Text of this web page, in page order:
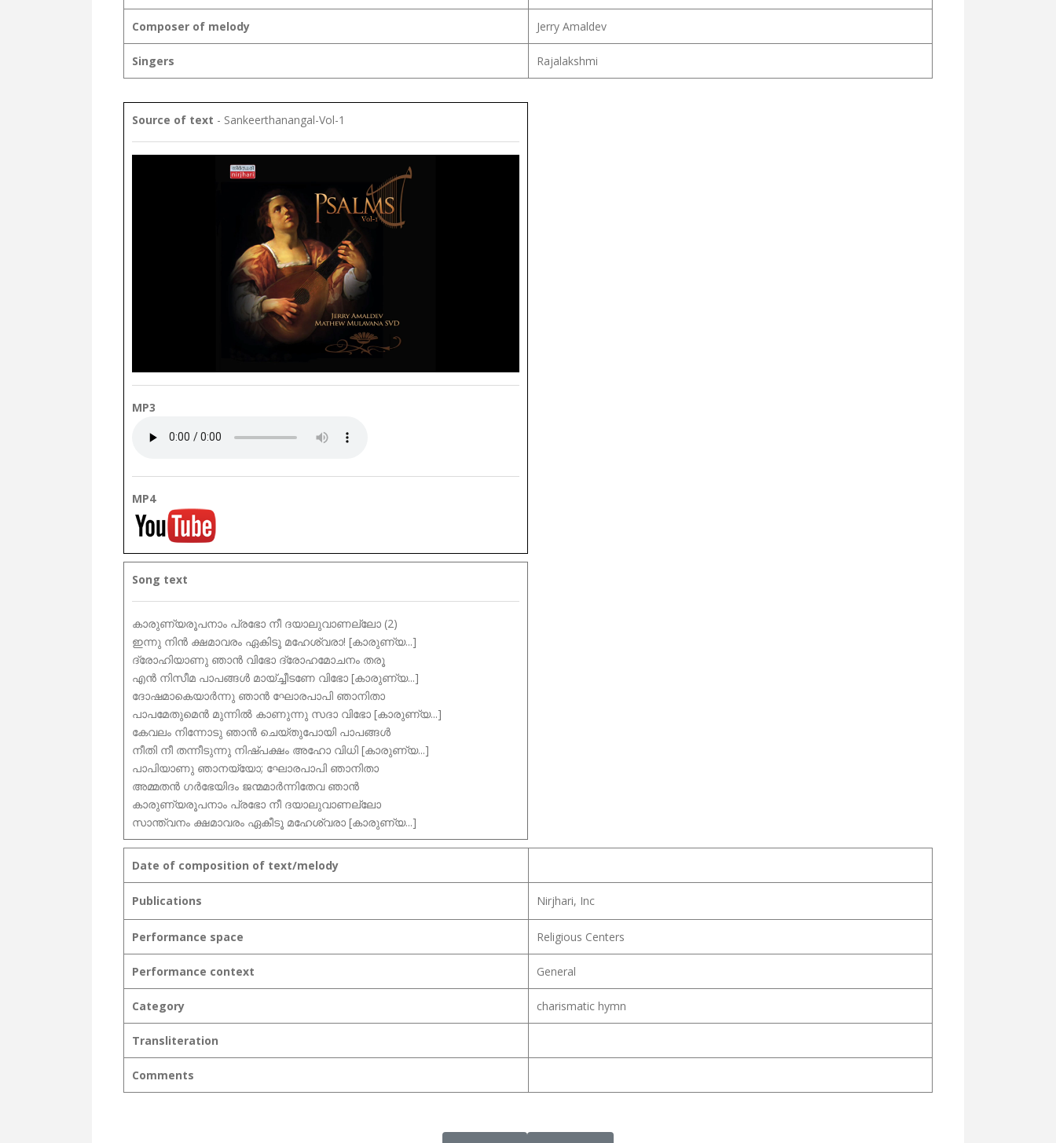
Composer of melody Jerry Amaldev
Singers Rajalakshmi
Source of text - Sankeerthanangal-Vol-1
MP3
MP4
Song text
കാരുണ്യരൂപനാം പ്രഭോ നീ ദയാലുവാണല്ലോ (2)
ഇന്നു നിൻ ക്ഷമാവരം ഏകിടൂ മഹേശ്വരാ! [കാരുണ്യ...]
ദ്രോഹിയാണു ഞാൻ വിഭോ ദ്രോഹമോചനം തരൂ
എൻ നിസീമ പാപങ്ങൾ മായ്ച്ചീടണേ വിഭോ [കാരുണ്യ...]
ദോഷമാകെയാർന്നു ഞാൻ ഘോരപാപി ഞാനിതാ
പാപമേതുമെൻ മുന്നിൽ കാണുന്നു സദാ വിഭോ [കാരുണ്യ...]
കേവലം നിന്നോടു ഞാൻ ചെയ്തുപോയി പാപങ്ങൾ
നീതി നീ തന്നീടുന്നു നിഷ്പക്ഷം അഹോ വിധി [കാരുണ്യ...]
പാപിയാണു ഞാനയ്യോ; ഘോരപാപി ഞാനിതാ
അമ്മതൻ ഗർഭേയിദം ജന്മമാർന്നിതേവ ഞാൻ
കാരുണ്യരൂപനാം പ്രഭോ നീ ദയാലുവാണല്ലോ
സാന്ത്വനം ക്ഷമാവരം ഏകീടൂ മഹേശ്വരാ [കാരുണ്യ...]
Date of composition of text/melody
Publications Nirjhari, Inc
Performance space Religious Centers
Performance context General
Category charismatic hymn
Transliteration
Comments